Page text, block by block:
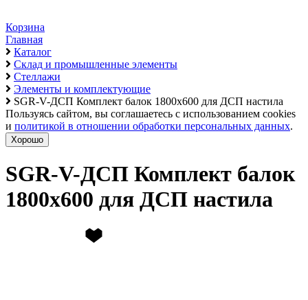
Корзина
Главная
Каталог
Склад и промышленные элементы
Стеллажи
Элементы и комплектующие
SGR-V-ДСП Комплект балок 1800х600 для ДСП настила
Пользуясь сайтом, вы соглашаетесь с использованием cookies
и политикой в отношении обработки персональных данных.
Хорошо
SGR-V-ДСП Комплект балок
1800х600 для ДСП настила